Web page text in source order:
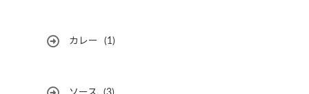
カレー (1)